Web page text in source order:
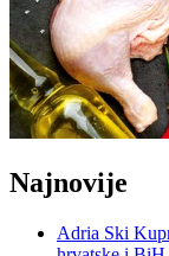
Najnovije
Adria Ski